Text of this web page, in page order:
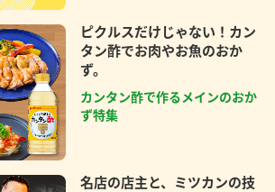
ピクルスだけじゃない！カン
タン酢でお肉やお魚のおか
ず。
カンタン酢で作るメインのおか
ず特集
名店の店主と、ミツカンの技